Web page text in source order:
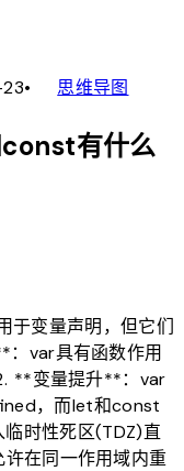
• account_tree思维导图
有什么
变量声明，但它们
：var具有函数作用
**变量提升**：var
，而let和const
时性死区(TDZ)直
在同一作用域内重